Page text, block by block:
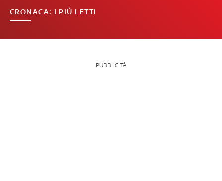
CRONACA: I PIÙ LETTI
PUBBLICITÀ